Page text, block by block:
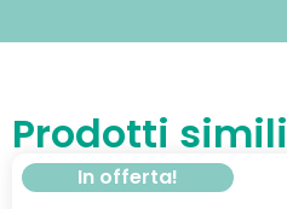
Prodotti simili
In offerta!